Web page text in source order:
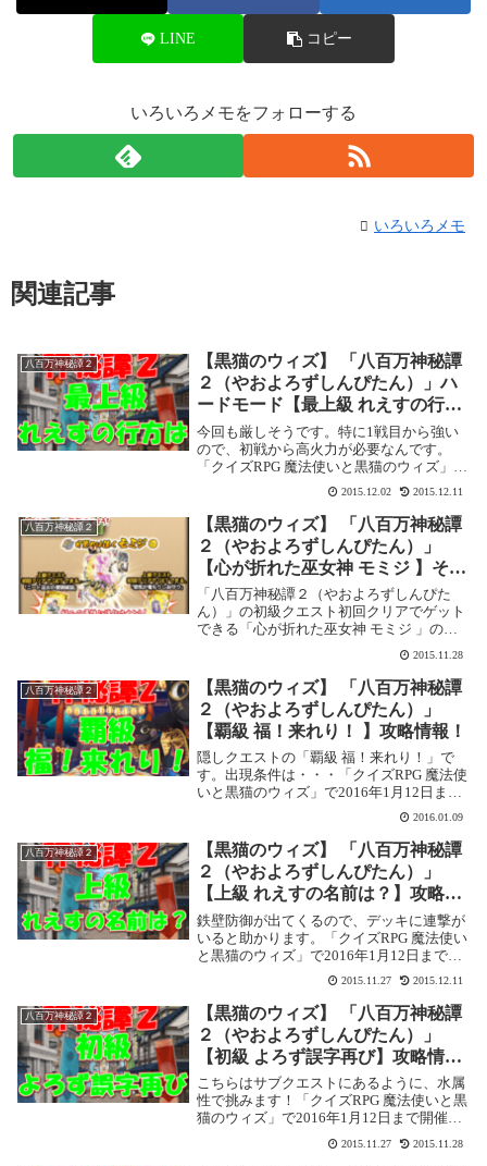
LINE コピー
いろいろメモをフォローする
いろいろメモ
関連記事
八百万神秘譚２
【黒猫のウィズ】 「八百万神秘譚
２（やおよろずしんぴたん）」ハ
ードモード【最上級 れえすの行方
は】攻略情報！
今回も厳しそうです。特に1戦目から強い
ので、初戦から高火力が必要なんです。
「クイズRPG 魔法使いと黒猫のウィズ」で
2016年1月12日まで開催されている「八百
万神秘譚２（やおよろずしんぴたん）」の
攻略記事です。 ここではハードモードの
【最...
2015.12.02 2015.12.11
八百万神秘譚２
【黒猫のウィズ】 「八百万神秘譚
２（やおよろずしんぴたん）」
【心が折れた巫女神 モミジ 】その
進化方法と能力を調べてみた
「八百万神秘譚２（やおよろずしんぴた
ん）」の初級クエスト初回クリアでゲット
できる「心が折れた巫女神 モミジ 」の進
化方法をまとめてみました。まずは、公式
のご案内から。レジェンドにするまでのや
り方は何となくわかりましたが、「光・闇
の相互進化が...
2015.11.28
八百万神秘譚２
【黒猫のウィズ】 「八百万神秘譚
２（やおよろずしんぴたん）」
【覇級 福！来れり！ 】攻略情報！
隠しクエストの「覇級 福！来れり！」で
す。出現条件は・・・「クイズRPG 魔法使
いと黒猫のウィズ」で2016年1月12日まで
開催されている「八百万神秘譚２（やおよ
ろずしんぴたん）」の攻略記事です。 ここ
では【覇級 福！来れり！】を攻略します...
2016.01.09
八百万神秘譚２
【黒猫のウィズ】 「八百万神秘譚
２（やおよろずしんぴたん）」
【上級 れえすの名前は？】攻略情
報！
鉄壁防御が出てくるので、デッキに連撃が
いると助かります。「クイズRPG 魔法使い
と黒猫のウィズ」で2016年1月12日まで開
催されている「八百万神秘譚２（やおよろ
ずしんぴたん）」の攻略記事です。ここで
は【上級 れえすの名前は？】を攻略しま
す...
2015.11.27 2015.12.11
八百万神秘譚２
【黒猫のウィズ】 「八百万神秘譚
２（やおよろずしんぴたん）」
【初級 よろず誤字再び】攻略情
報！
こちらはサブクエストにあるように、水属
性で挑みます！「クイズRPG 魔法使いと黒
猫のウィズ」で2016年1月12日まで開催さ
れている「八百万神秘譚２（やおよろずし
んぴたん）」の攻略記事です。ここでは
2015.11.27 2015.11.28